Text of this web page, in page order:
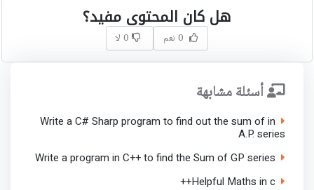
هل كان المحتوى مفيد؟
0 نعم 0 لا
أسئلة مشابهة
Write a C# Sharp program to find out the sum of in
A.P. series
Write a program in C++ to find the Sum of GP series
Helpful Maths in c++